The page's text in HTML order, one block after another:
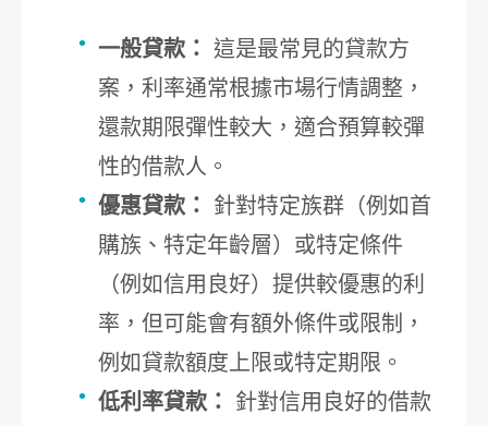
一般貸款：
這是最常見的貸款方
案，利率通常根據市場行情調整，
還款期限彈性較大，適合預算較彈
性的借款人。
優惠貸款：
針對特定族群（例如首
購族、特定年齡層）或特定條件
（例如信用良好）提供較優惠的利
率，但可能會有額外條件或限制，
例如貸款額度上限或特定期限。
低利率貸款：
針對信用良好的借款